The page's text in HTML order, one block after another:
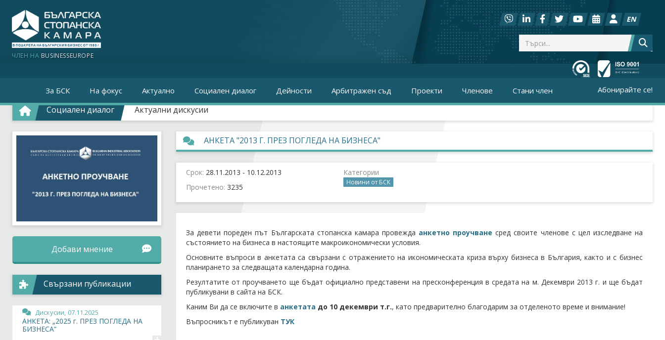
ЧЛЕН НА BUSINESSEUROPE
EN
За БСК На фокус Актуално Социален диалог Дейности Арбитражен съд Проекти Членове Стани член Абонирайте се!
Социален диалог Актуални дискусии
АНКЕТА "2013 Г. ПРЕЗ ПОГЛЕДА НА БИЗНЕСА"
Срок: 28.11.2013 - 10.12.2013
Прочетено: 3235
Категории
Новини от БСК
За девети пореден път Българската стопанска камара провежда анкетно проучванесред своите членове с цел изследване на
състоянието на бизнеса в настоящите макроикономически условия.
Основните въпроси в анкетата са свързани с отражението на икономическата криза върху бизнеса в България, както и с бизнес
планирането за следващата календарна година.
Резултатите от проучването ще бъдат официално представени на пресконференция в средата на м. Декември 2013 г. и ще бъдат
публикувани в сайта на БСК.
Каним Ви да се включите в анкетата до 10 декември т.г., като предварително благодарим за отделеното време и внимание!
Въпросникът е публикуван ТУК
Добави мнение
Свързани публикации
Дискусии, 07.11.2025
АНКЕТА: „2025 г. ПРЕЗ ПОГЛЕДА НА
БИЗНЕСА“